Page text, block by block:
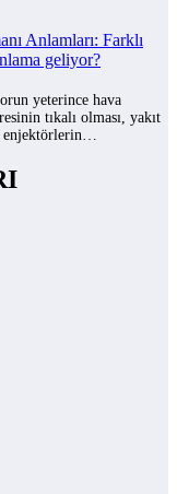
Anlamları: Farklı
geliyor?
yeterince hava
tıkalı olması, yakıt
enjektörlerin…